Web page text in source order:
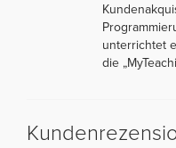
unterrichtet
die